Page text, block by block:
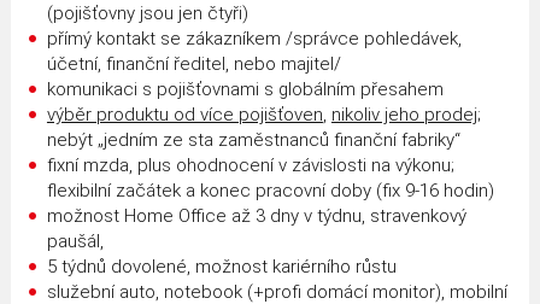
(pojišťovny jsou jen čtyři)
přímý kontakt se zákazníkem /správce pohledávek,
účetní, finanční ředitel, nebo majitel/
komunikaci s pojišťovnami s globálním přesahem
výběr produktu od více pojišťoven nikoliv jeho prodej;
nebýt „jedním ze sta zaměstnanců finanční fabriky“
fixní mzda, plus ohodnocení v závislosti na výkonu;
flexibilní začátek a konec pracovní doby (fix 9-16 hodin)
možnost Home Office až 3 dny v týdnu, stravenkový
paušál,
5 týdnů dovolené, možnost kariérního růstu
služební auto, notebook (+profi domácí monitor), mobilní